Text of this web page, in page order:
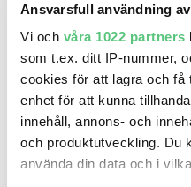
Ansvarsfull användning
Vi och våra 1022 partners
som t.ex. ditt IP-nummer,
cookies för att lagra och få
enhet för att kunna
innehåll, annons- och
och produktutveckling. Du
använda din data och i
igår 21:08
Nissan Leaf N-